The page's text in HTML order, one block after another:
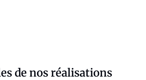
de nos réalisations